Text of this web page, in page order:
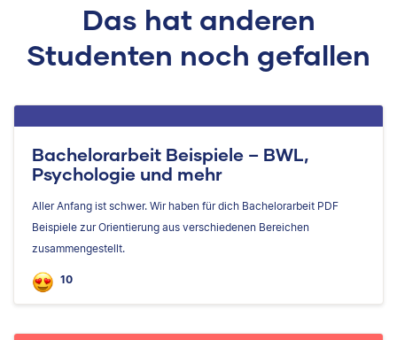
Das hat anderen
Studenten noch gefallen
Bachelorarbeit Beispiele – BWL,
Psychologie und mehr
Aller Anfang ist schwer. Wir haben für dich Bachelorarbeit PDF
Beispiele zur Orientierung aus verschiedenen Bereichen
zusammengestellt.
10